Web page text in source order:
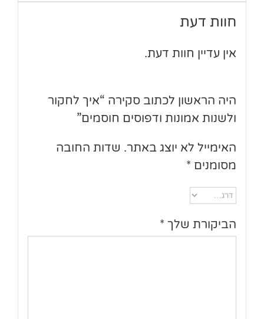
חוות דעת
אין עדיין חוות דעת.
היה הראשון לכתוב סקירה “איך לחקור
ולשנות אמונות ודפוסים חוסמים”
האימייל לא יוצג באתר. שדות החובה
מסומנים *
הביקורת שלך *